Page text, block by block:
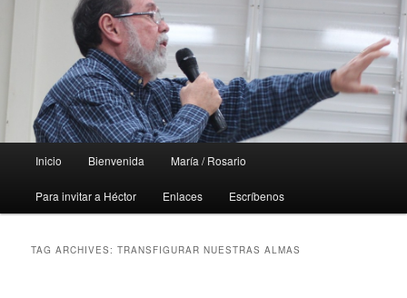
Inicio Bienvenida María / Rosario
Para invitar a Héctor Enlaces Escríbenos
TAG ARCHIVES:TRANSFIGURAR NUESTRAS ALMAS